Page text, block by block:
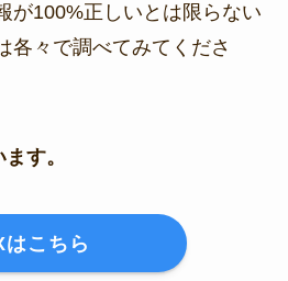
が100%正しいとは限らない
各々で調べてみてくださ
す。
はこちら